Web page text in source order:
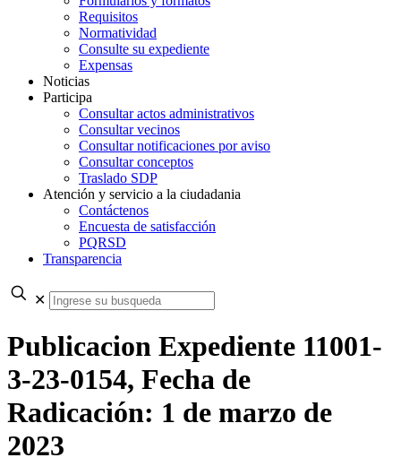
Requisitos
Normatividad
Consulte su expediente
Expensas
Noticias
Participa
Consultar actos administrativos
Consultar vecinos
Consultar notificaciones por aviso
Consultar conceptos
Traslado SDP
Atención y servicio a la ciudadania
Contáctenos
Encuesta de satisfacción
PQRSD
Transparencia
✕
Publicacion Expediente 11001-
3-23-0154, Fecha de
Radicación: 1 de marzo de
2023